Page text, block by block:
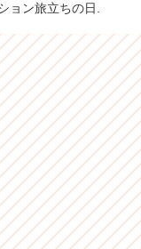
ョン旅立ちの日.